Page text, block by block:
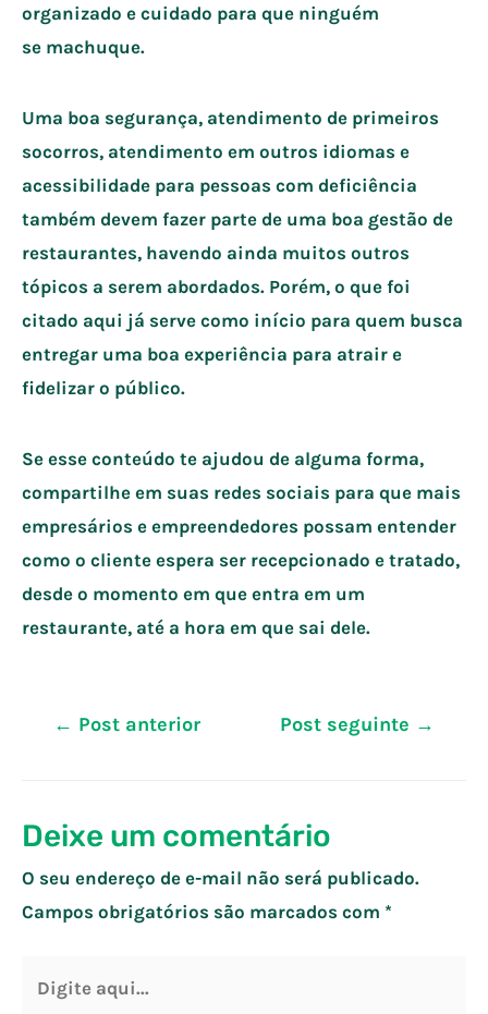
organizado e cuidado para que ninguém
se machuque.
Uma boa segurança, atendimento de primeiros
socorros, atendimento em outros idiomas e
acessibilidade para pessoas com deficiência
também devem fazer parte de uma boa gestão de
restaurantes, havendo ainda muitos outros
tópicos a serem abordados. Porém, o que foi
citado aqui já serve como início para quem busca
entregar uma boa experiência para atrair e
fidelizar o público.
Se esse conteúdo te ajudou de alguma forma,
compartilhe em suas redes sociais para que mais
empresários e empreendedores possam entender
como o cliente espera ser recepcionado e tratado,
desde o momento em que entra em um
restaurante, até a hora em que sai dele.
Navegação
← Post anterior Post seguinte →
Deixe um comentário
O seu endereço de e-mail não será publicado.
Campos obrigatórios são marcados com *
aqui...